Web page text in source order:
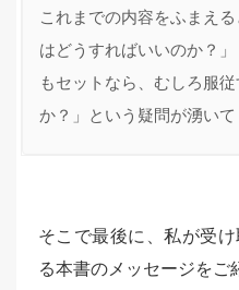
これまでの内容をふまえ
はどうすればいいのか？
もセットなら、むしろ服
か？」という疑問が湧いて
そこで最後に、私が受
る本書のメッセージをご